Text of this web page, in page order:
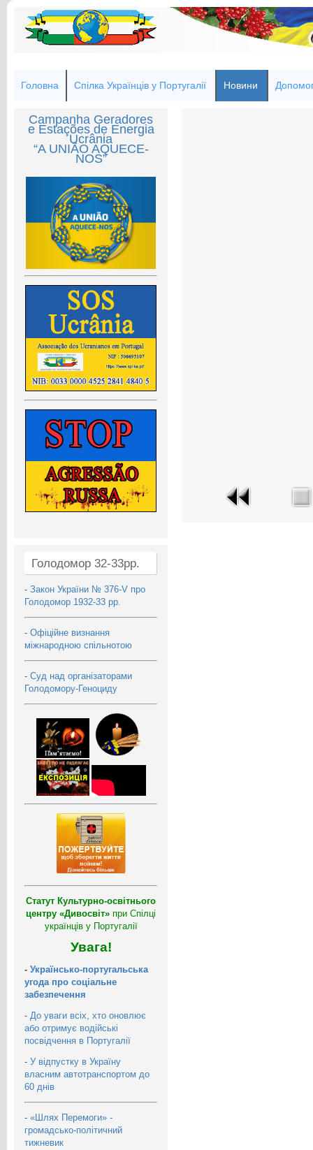
Головна Спілка Українців у Португалії Новини
Campanha Geradores
e Estações de Energia
Ucrânia
“A UNIÃO AQUECE-
NOS”
Голодомор 32-33рр.
- Закон України № 376-V про
Голодомор 1932-33 рр.
- Офіційне визнання
міжнародною спільнотою
- Суд над організаторами
Голодомору-Геноциду
Статут Культурно-освітнього
центру «Дивосвіт» при Спілці
українців у Португалії
Увага!
- Українсько-португальська
угода про соціальне
забезпечення
- До уваги всіх, хто оновлює
або отримує водійські
посвідчення в Португалії
- У відпустку в Україну
власним автотранспортом до
60 днів
- «Шлях Перемоги» -
громадсько-політичний
тижневик